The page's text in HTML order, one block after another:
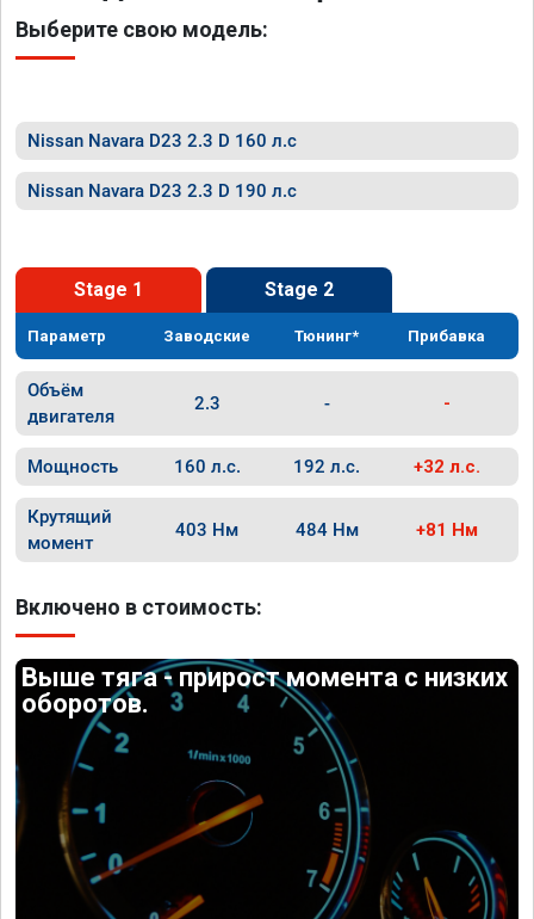
Выберите свою модель:
Nissan Navara D23 2.3 D 160 л.с
Nissan Navara D23 2.3 D 190 л.с
Stage 1 Stage 2
Параметр Заводские Тюнинг* Прибавка
Объём
двигателя
2.3 - -
Мощность 160 л.с. 192 л.с. +32 л.с.
Крутящий
момент
403 Нм 484 Нм +81 Нм
Включено в стоимость:
Выше тяга - прирост момента с низких
оборотов.